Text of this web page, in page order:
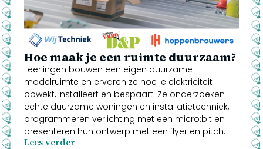
Hoe maak je een ruimte duurzaam?
Leerlingen bouwen een eigen duurzame
modelruimte en ervaren ze hoe je elektriciteit
opwekt, installeert en bespaart. Ze onderzoeken
echte duurzame woningen en installatietechniek,
programmeren verlichting met een micro:bit en
presenteren hun ontwerp met een flyer en pitch.
Lees verder